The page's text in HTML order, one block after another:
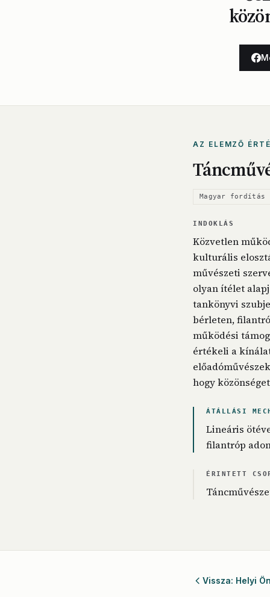
AZ ELEMZŐ
Magyar fordítás
INDOKLÁS
Közvetlen
kulturális
művészeti
olyan ítélet
tankönyvi
bérleten,
működési
értékeli a
hogy
ÁTÁLLÁSI
Lineáris
filantróp
ÉRINTETT
Vissza: Helyi